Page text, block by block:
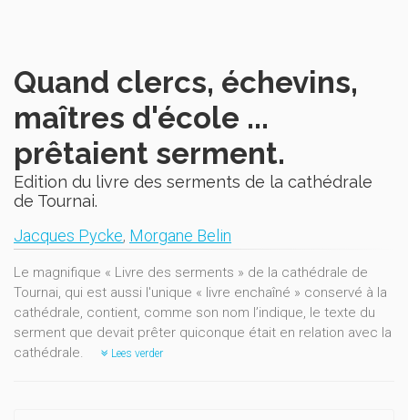
Quand clercs, échevins,
maîtres d'école ...
prêtaient serment.
Edition du livre des serments de la cathédrale
de Tournai.
Jacques Pycke, Morgane Belin
Le magnifique « Livre des serments » de la cathédrale de
Tournai, qui est aussi l'unique « livre enchaîné » conservé à la
cathédrale, contient, comme son nom l’indique, le texte du
serment que devait prêter quiconque était en relation avec la
cathédrale.
Lees verder